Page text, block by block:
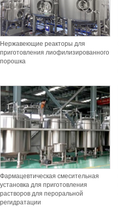
Нержавеющие реакторы для
приготовления лиофилизированного
порошка
Фармацевтическая смесительная
установка для приготовления
растворов для пероральной
регидратации